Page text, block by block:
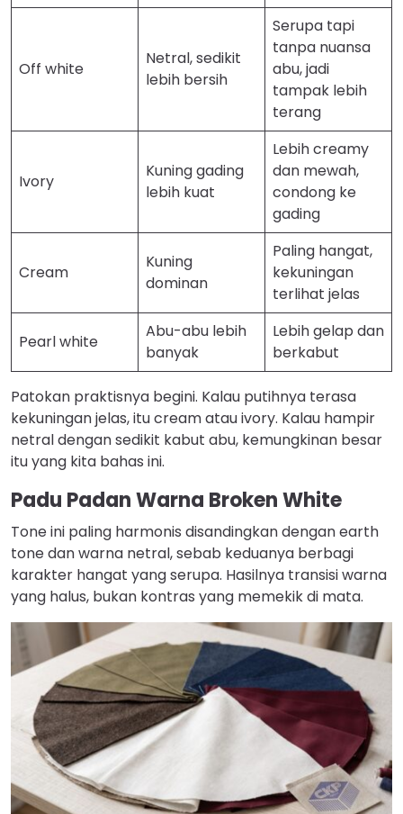
Off white
Netral, sedikit
lebih bersih
Serupa tapi
tanpa nuansa
abu, jadi
tampak lebih
terang
Ivory
Kuning gading
lebih kuat
Lebih creamy
dan mewah,
condong ke
gading
Cream
Kuning
dominan
Paling hangat,
kekuningan
terlihat jelas
Pearl white
Abu-abu lebih
banyak
Lebih gelap dan
berkabut
Patokan praktisnya begini. Kalau putihnya terasa
kekuningan jelas, itu cream atau ivory. Kalau hampir
netral dengan sedikit kabut abu, kemungkinan besar
itu yang kita bahas ini.
Padu Padan Warna Broken White
Tone ini paling harmonis disandingkan dengan earth
tone dan warna netral, sebab keduanya berbagi
karakter hangat yang serupa. Hasilnya transisi warna
yang halus, bukan kontras yang memekik di mata.